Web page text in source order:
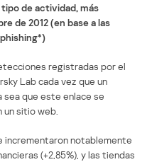
de actividad, más
de 2012 (en base a las
registradas por el
Lab cada vez que un
sea que este enlace se
un sitio web.
incrementaron notablemente
(+2,85%), y las tiendas